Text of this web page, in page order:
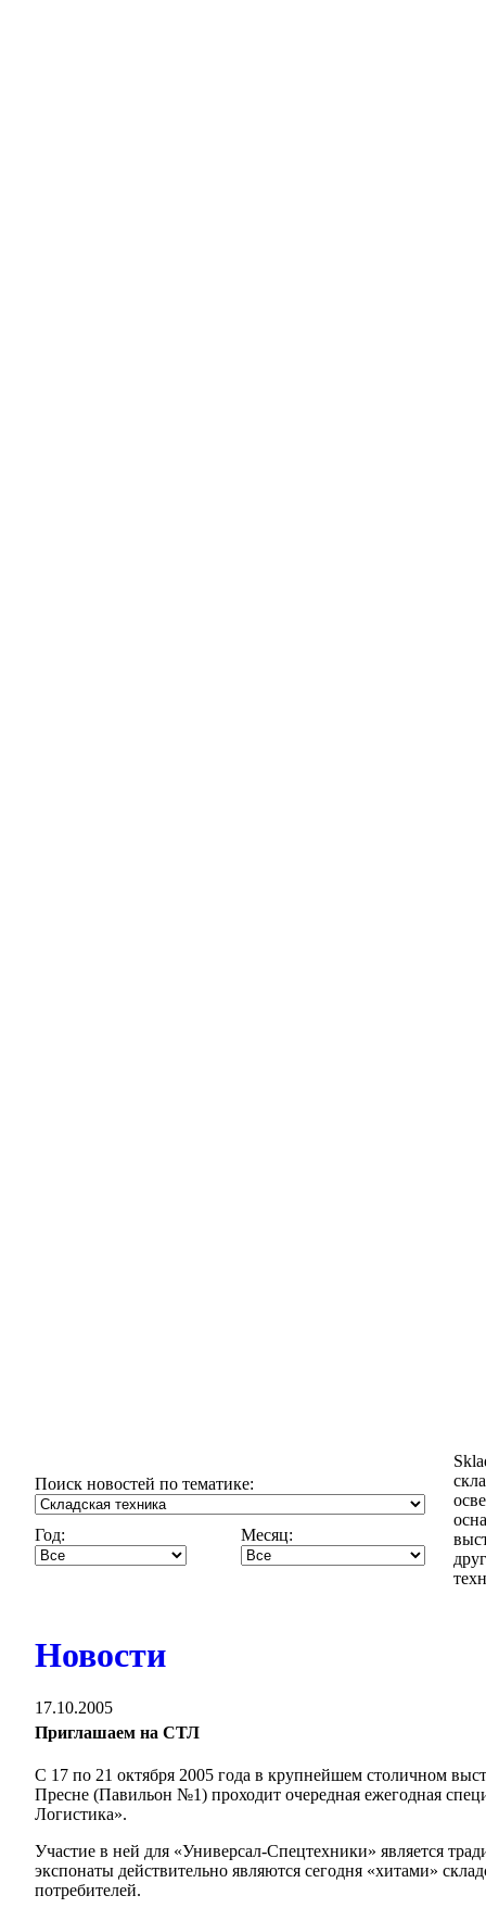
Поиск новостей по тематике:
Год: Месяц:
Новости
17.10.2005
Приглашаем на СТЛ
С 17 по 21 октября 2005 года в крупнейшем столичном
Пресне (Павильон №1) проходит очередная ежегодная
Логистика».
Участие в ней для «Универсал-Спецтехники» является
экспонаты действительно являются сегодня «хитами»
потребителей.